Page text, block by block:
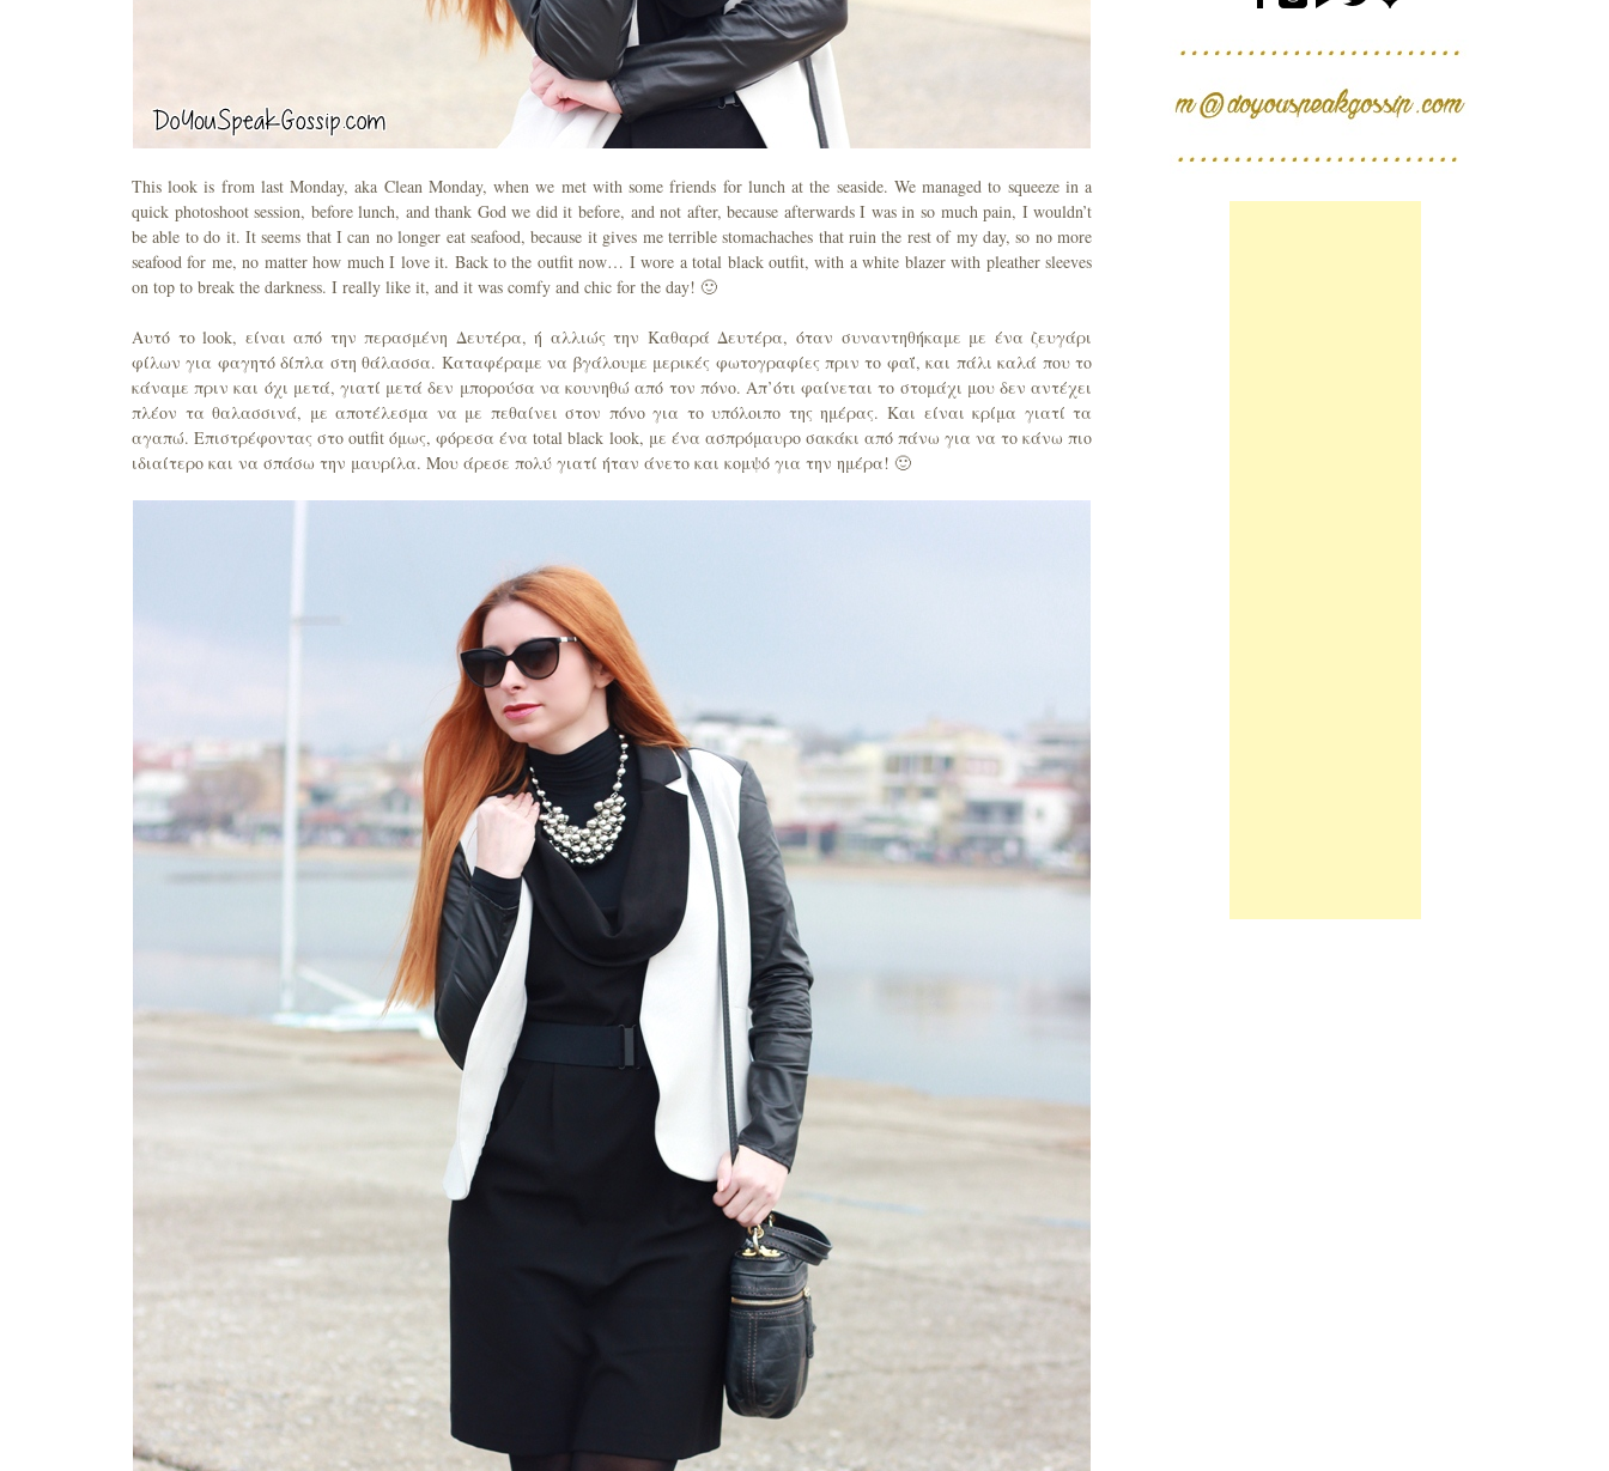
This look is from last Monday, aka Clean Monday, when we met with some friends for lunch at the seaside. We managed to squeeze in a
quick photoshoot session, before lunch, and thank God we did it before, and not after, because afterwards I was in so much pain, I wouldn’t
be able to do it. It seems that I can no longer eat seafood, because it gives me terrible stomachaches that ruin the rest of my day, so no more
seafood for me, no matter how much I love it. Back to the outfit now… I wore a total black outfit, with a white blazer with pleather sleeves
on top to break the darkness. I really like it, and it was comfy and chic for the day! 🙂
Αυτό το look, είναι από την περασμένη Δευτέρα, ή αλλιώς την Καθαρά Δευτέρα, όταν συναντηθήκαμε με ένα ζευγάρι
φίλων για φαγητό δίπλα στη θάλασσα. Καταφέραμε να βγάλουμε μερικές φωτογραφίες πριν το φαΐ, και πάλι καλά που το
κάναμε πριν και όχι μετά, γιατί μετά δεν μπορούσα να κουνηθώ από τον πόνο. Απ’ότι φαίνεται το στομάχι μου δεν αντέχει
πλέον τα θαλασσινά, με αποτέλεσμα να με πεθαίνει στον πόνο για το υπόλοιπο της ημέρας. Και είναι κρίμα γιατί τα
αγαπώ. Επιστρέφοντας στο outfit όμως, φόρεσα ένα total black look, με ένα ασπρόμαυρο σακάκι από πάνω για να το κάνω πιο
ιδιαίτερο και να σπάσω την μαυρίλα. Μου άρεσε πολύ γιατί ήταν άνετο και κομψό για την ημέρα! 🙂